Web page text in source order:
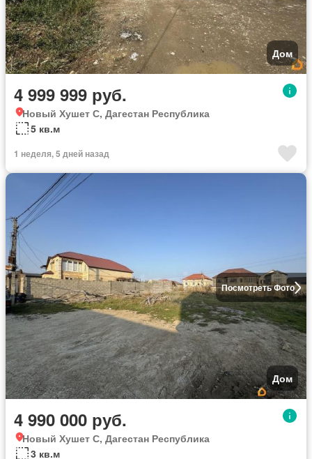
Дом
4 999 999 руб.
Новый Хушет С, Дагестан Республика
5 кв.м
1 неделя, 5 дней назад
Посмотреть Фото
Дом
4 990 000 руб.
Новый Хушет С, Дагестан Республика
3 кв.м